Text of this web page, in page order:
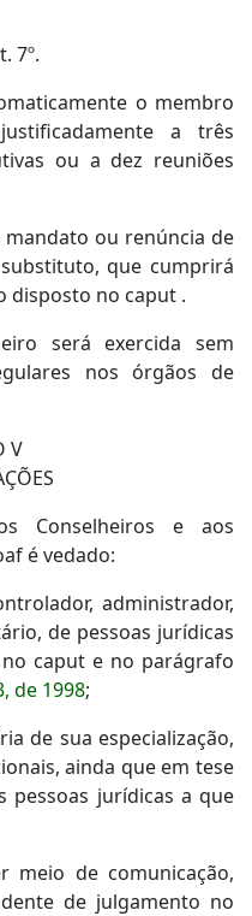
7º.
o membro
a três
ou a dez reuniões
mandato ou renúncia de
que cumprirá
disposto no caput .
será exercida sem
nos órgãos de
V
Conselheiros e aos
é vedado:
administrador,
de pessoas jurídicas
caput e no parágrafo
de 1998;
de sua especialização,
ainda que em tese
pessoas jurídicas a que
meio de comunicação,
de julgamento no